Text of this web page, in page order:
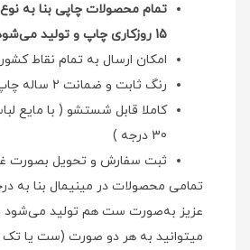
15 روزکاری چاپ و تولید می‌شود.
امکان ارسال به تمام نقاط کشور
رنگ ثابت و ضمانت 2 ساله چاپ
کاملا قابل شستشو ( با مایع
30 درجه )
ثبت سفارش و تحویل بصورت
تمامی محصولات در مینیمال بنا به
عزیز به‌صورت ست هم تولید می‌شود
میتوانید به هر دو صورت (ست یا